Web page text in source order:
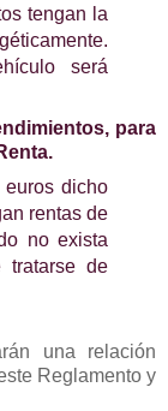
tengan la
será
para
dicho
rentas de
no exista
tratarse de
una relación
Reglamento y